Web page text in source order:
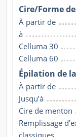
Cire/Forme
À partir de
à
Celluma 30
Celluma 60
Épilation de
À partir de
Jusqu’à
Cire de menton
Remplissage
classiques